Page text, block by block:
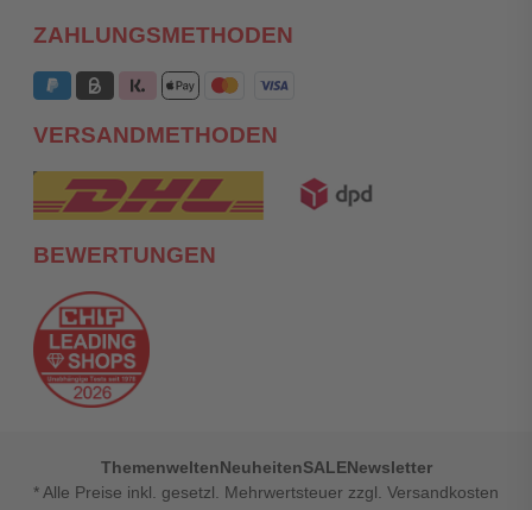
ZAHLUNGSMETHODEN
VERSANDMETHODEN
BEWERTUNGEN
ThemenweltenNeuheitenSALENewsletter
* Alle Preise inkl. gesetzl. Mehrwertsteuer zzgl. Versandkosten